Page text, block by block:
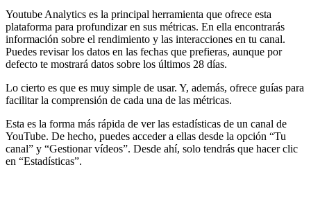
Youtube Analytics es la principal herramienta que ofrece esta
plataforma para profundizar en sus métricas. En ella encontrarás
información sobre el rendimiento y las interacciones en tu canal.
Puedes revisar los datos en las fechas que prefieras, aunque por
defecto te mostrará datos sobre los últimos 28 días.
Lo cierto es que es muy simple de usar. Y, además, ofrece guías para
facilitar la comprensión de cada una de las métricas.
Esta es la forma más rápida de ver las estadísticas de un canal de
YouTube. De hecho, puedes acceder a ellas desde la opción “Tu
canal” y “Gestionar vídeos”. Desde ahí, solo tendrás que hacer clic
en “Estadísticas”.